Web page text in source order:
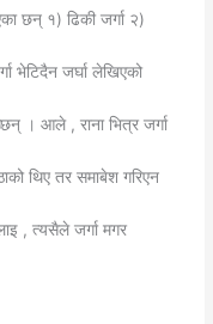
छन् १) ढिकी जर्गा २)
भेटिदैन जर्घा लेखिएको
। आले , राना भित्र जर्गा
थिए तर समाबेश गरिएन
, त्यसैले जर्गा मगर